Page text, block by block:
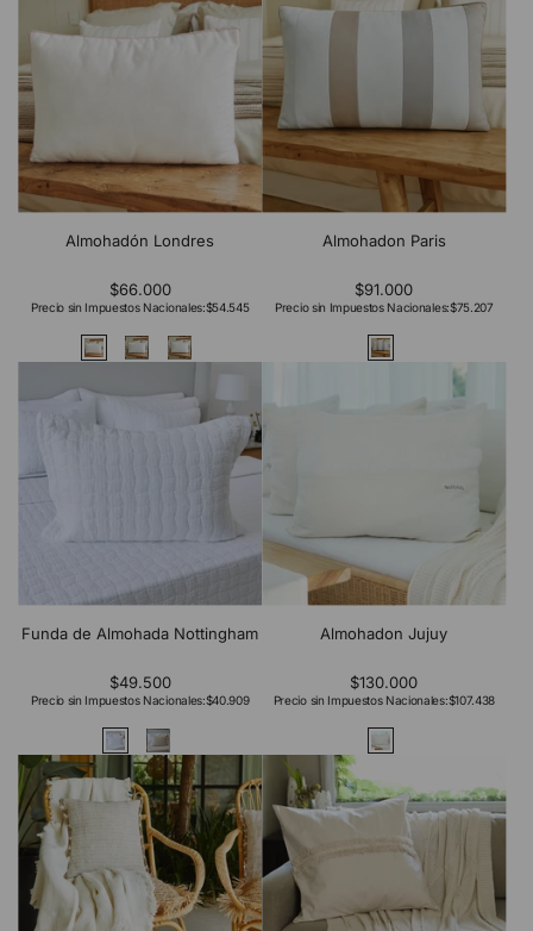
Almohadón Londres
$66.000
Precio sin Impuestos Nacionales:$54.545
Almohadon Paris
$91.000
Precio sin Impuestos Nacionales:$75.207
Funda de Almohada Nottingham
$49.500
Precio sin Impuestos Nacionales:$40.909
Almohadon Jujuy
$130.000
Precio sin Impuestos Nacionales:$107.438